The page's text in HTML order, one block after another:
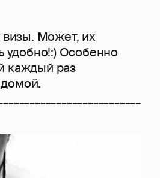
Может, их
удобно!:) Особенно
каждый раз